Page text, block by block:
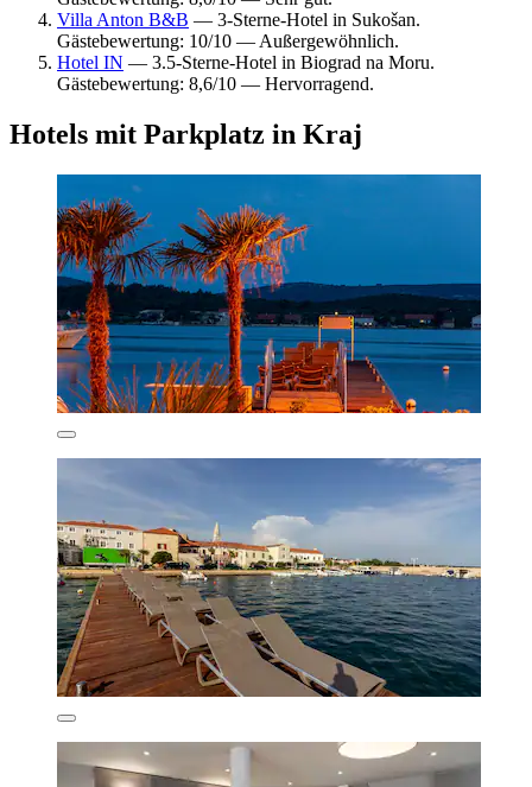
Villa Anton B&B — 3-Sterne-Hotel in Sukošan.
Gästebewertung: 10/10 — Außergewöhnlich.
Hotel IN — 3.5-Sterne-Hotel in Biograd na Moru.
Gästebewertung: 8,6/10 — Hervorragend.
Hotels mit Parkplatz in Kraj